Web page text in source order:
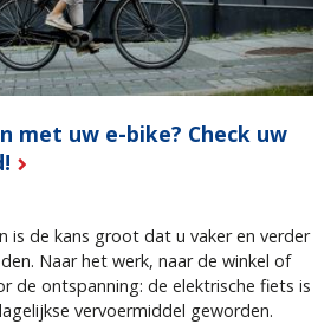
met uw e-bike? Check uw
is de kans groot dat u vaker en verder
Naar het werk, naar de winkel of
de ontspanning: de elektrische fiets is
vervoermiddel geworden.